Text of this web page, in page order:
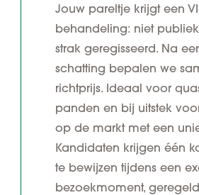
Jouw pareltje krijgt een
behandeling: niet
strak geregisseerd. Na
schatting bepalen we
richtprijs. Ideaal voor
panden en bij uitstek
op de markt met een
Kandidaten krijgen één
te bewijzen tijdens een
bezoekmoment,